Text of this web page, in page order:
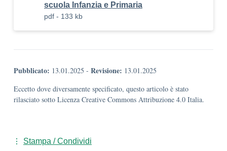
scuola Infanzia e Primaria
pdf - 133 kb
Pubblicato: 13.01.2025 - Revisione: 13.01.2025
Eccetto dove diversamente specificato, questo articolo è stato
rilasciato sotto Licenza Creative Commons Attribuzione 4.0 Italia.
Stampa / Condividi